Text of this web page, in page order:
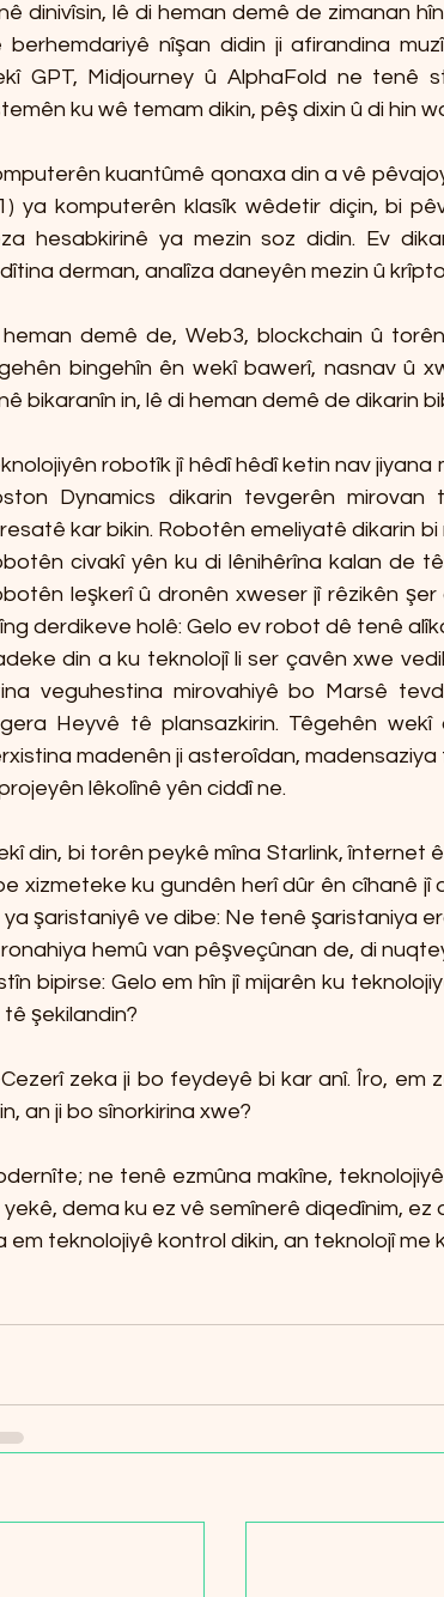
dinivîsin, lê di heman demê de zimanan
berhemdariyê nîşan didin ji afirandina
GPT, Midjourney û AlphaFold ne tenê
ku wê temam dikin, pêş dixin û di hin
kuantûmê qonaxa din a vê
ya komputerên klasîk wêdetir diçin, bi
hesabkirinê ya mezin soz didin. Ev
derman, analîza daneyên mezin û
heman demê de, Web3, blockchain û
bingehîn ên wekî bawerî, nasnav û
bikaranîn in, lê di heman demê de dikarin
robotîk jî hêdî hêdî ketin nav
Dynamics dikarin tevgerên
kar bikin. Robotên emeliyatê dikarin
civakî yên ku di lênihêrîna kalan de
leşkerî û dronên xweser jî rêzikên
derdikeve holê: Gelo ev robot dê tenê
din a ku teknolojî li ser çavên xwe
veguhestina mirovahiyê bo Marsê
Heyvê tê plansazkirin. Têgehên
madenên ji asteroîdan,
lêkolînê yên ciddî ne.
din, bi torên peykê mîna Starlink,
xizmeteke ku gundên herî dûr ên cîhanê jî
ya şaristaniyê ve dibe: Ne tenê şaristaniya
ronahiya hemû van pêşveçûnan de, di
bipirse: Gelo em hîn jî mijarên ku
tê şekilandin?
Cezerî zeka ji bo feydeyê bi kar anî. Îro,
an ji bo sînorkirina xwe?
ne tenê ezmûna makîne,
yekê, dema ku ez vê semînerê diqedînim, ez
em teknolojiyê kontrol dikin, an teknolojî me